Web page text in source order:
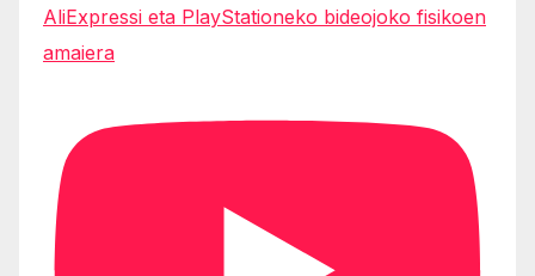
AliExpressi eta PlayStationeko bideojoko fisikoen
amaiera